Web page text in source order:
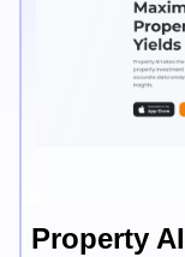
Property AI